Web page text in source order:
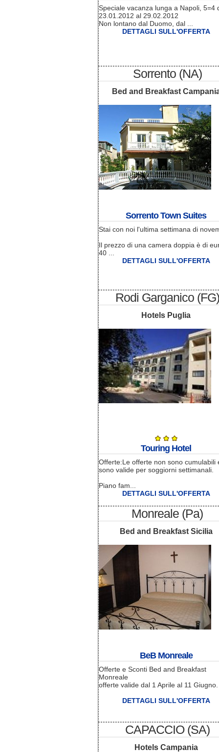
Speciale vacanza lunga a Napoli, 5=4
23.01.2012 al 29.02.2012
Non lontano dal Duomo, dal ...
DETTAGLI SULL'OFFERTA
Sorrento (NA)
Bed and Breakfast
Sorrento Town Suites
Stai con noi l'ultima settimana di
Il prezzo di una camera doppia è di
40 ...
DETTAGLI SULL'OFFERTA
Rodi Garganico (FG)
Hotels Puglia
Touring Hotel
Offerte:Le offerte non sono cumulabili
sono valide per soggiorni settimanali.
Piano fam...
DETTAGLI SULL'OFFERTA
Monreale (Pa)
Bed and Breakfast Sicilia
BeB Monreale
Offerte e Sconti Bed and Breakfast
Monreale
offerte valide dal 1 Aprile al 11 Giugno.
DETTAGLI SULL'OFFERTA
CAPACCIO (SA)
Hotels Campania